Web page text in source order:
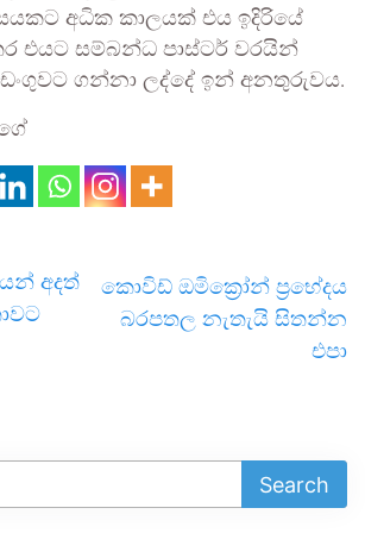
අධික කාලයක් එය ඉදිරියේ
එයට සම්බන්ධ පාස්ටර් වරයින්
ගන්නා ලද්දේ ඉන් අනතුරුවය.
අදත්
කොවිඩ් ඔමික්‍රෝන් ප්‍රභේදය
බරපතල නැතැයි සිතන්න
එපා